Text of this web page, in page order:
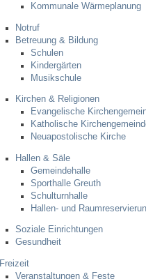
Kommunale Wärmeplanung
Notruf
Betreuung & Bildung
Schulen
Kindergärten
Musikschule
Kirchen & Religionen
Evangelische
Katholische
Neuapostolische Kirche
Hallen & Säle
Gemeindehalle
Sporthalle Greuth
Schulturnhalle
Hallen- und
Soziale Einrichtungen
Gesundheit
Freizeit
Veranstaltungen & Feste